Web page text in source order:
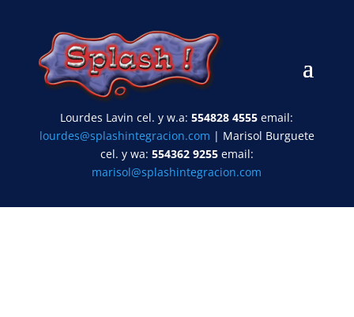
Lourdes Lavin cel. y w.a:554828 4555 email:
lourdes@splashintegracion.com | Marisol Burguete
cel. y wa: 554362 9255email:
marisol@splashintegracion.com